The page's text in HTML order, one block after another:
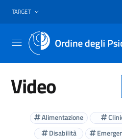
Vai al header
Vai al contenuto principale
Vai al footer
TARGET
Ordine degli
Menu
Video
Alimentazione
Disabilità